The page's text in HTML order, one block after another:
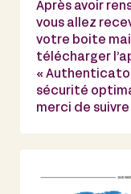
Après avoir
vous allez
votre boite
télécharger
«
sécurité
merci de